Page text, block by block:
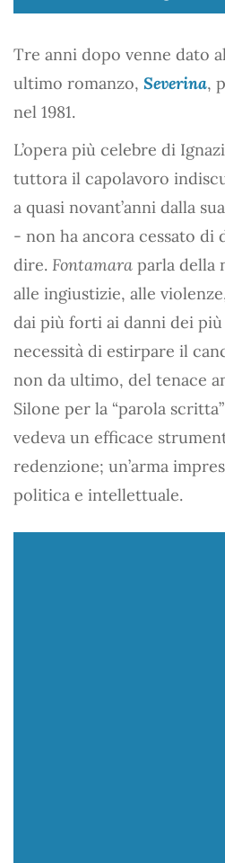
Tre anni dopo venne dato
ultimo romanzo, Severina,
nel 1981.
L’opera più celebre di
tuttora il capolavoro
a quasi novant’anni dalla
- non ha ancora cessato di
dire. Fontamara parla della
alle ingiustizie, alle
dai più forti ai danni dei più
necessità di estirpare il
non da ultimo, del tenace
Silone per la “parola
vedeva un efficace
redenzione; un’arma
politica e intellettuale.